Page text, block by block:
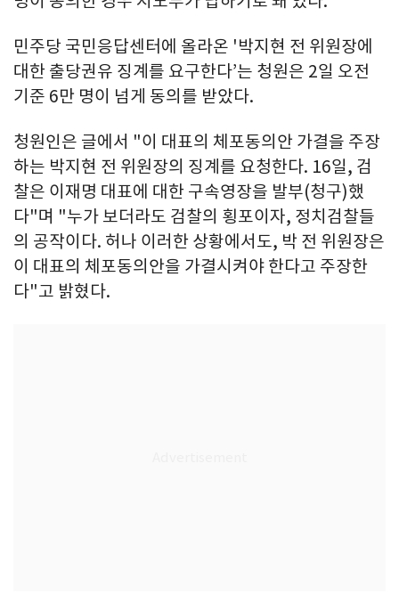
민주당 국민응답센터에 올라온 '박지현 전 위원장에
대한 출당권유 징계를 요구한다’는 청원은 2일 오전
기준 6만 명이 넘게 동의를 받았다.
청원인은 글에서 "이 대표의 체포동의안 가결을 주장
하는 박지현 전 위원장의 징계를 요청한다. 16일, 검
찰은 이재명 대표에 대한 구속영장을 발부(청구)했
다"며 "누가 보더라도 검찰의 횡포이자, 정치검찰들
의 공작이다. 허나 이러한 상황에서도, 박 전 위원장은
이 대표의 체포동의안을 가결시켜야 한다고 주장한
다"고 밝혔다.